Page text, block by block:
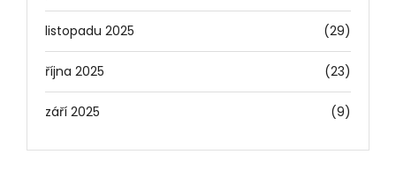
listopadu 2025 (29)
října 2025 (23)
září 2025 (9)